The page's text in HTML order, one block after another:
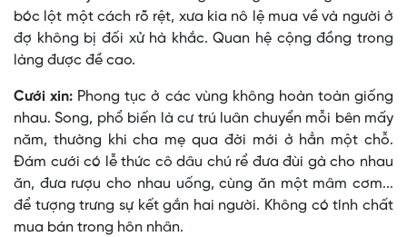
bóc lột một cách rõ rệt, xưa kia nô lệ mua về và người ở
đợ không bị đối xử hà khắc. Quan hệ cộng đồng trong
làng được đề cao.
Cưới xin: Phong tục ở các vùng không hoàn toàn giống
nhau. Song, phổ biến là cư trú luân chuyển mỗi bên mấy
năm, thường khi cha mẹ qua đời mới ở hẳn một chỗ.
Ðám cưới có lễ thức cô dâu chú rể đưa đùi gà cho nhau
ăn, đưa rượu cho nhau uống, cùng ăn một mâm cơm...
để tượng trưng sự kết gắn hai người. Không có tính chất
mua bán trong hôn nhân.